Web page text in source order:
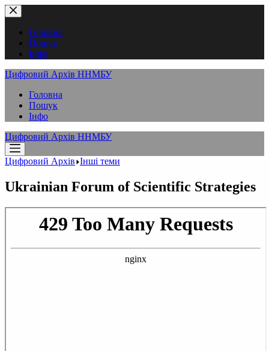
Перейти
до
вмістуГоловна
Пошук
Інфо
Цифровий Архів ННМБУ
Головна
Пошук
Інфо
Цифровий Архів ННМБУ
Цифровий Архів Інші теми
Ukrainian Forum of Scientific Strategies